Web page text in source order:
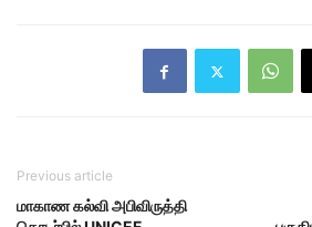
Previous article
மாகாண கல்வி அபிவிருத்தி